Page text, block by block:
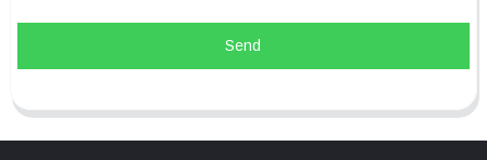
Send